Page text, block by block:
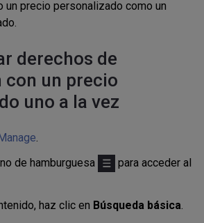
un precio personalizado como un
derechos de
un precio
uno a la vez
.
de hamburguesa
para acceder al
haz clic en Búsqueda básica.